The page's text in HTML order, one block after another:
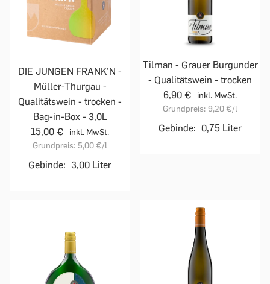
DIE JUNGEN FRANK'N -
Müller-Thurgau -
Qualitätswein - trocken -
Bag-in-Box - 3,0L
15,00 €
inkl. MwSt.
Grundpreis: 5,00 €/l
Gebinde: 3,00 Liter
Tilman - Grauer Burgunder
- Qualitätswein - trocken
6,90 €
inkl. MwSt.
Grundpreis: 9,20 €/l
Gebinde: 0,75 Liter